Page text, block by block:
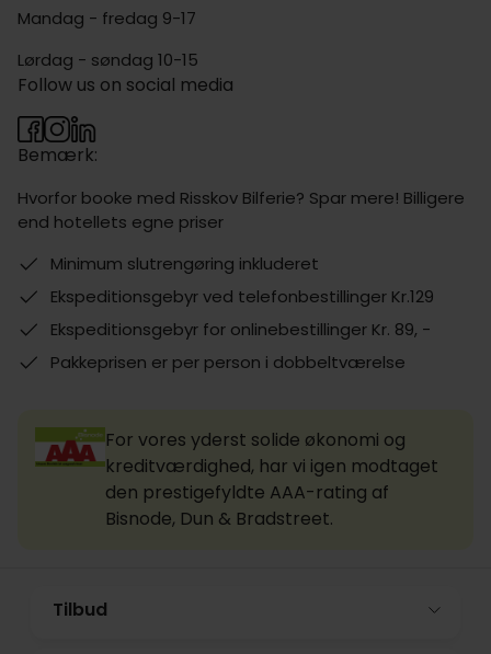
Mandag - fredag 9-17
Lørdag - søndag 10-15
Bemærk:
Hvorfor booke med Risskov Bilferie? Spar mere! Billigere
end hotellets egne priser
Minimum slutrengøring inkluderet
Ekspeditionsgebyr ved telefonbestillinger Kr.129
Ekspeditionsgebyr for onlinebestillinger Kr. 89, -
Pakkeprisen er per person i dobbeltværelse
Follow us on social media
For vores yderst solide økonomi og
kreditværdighed, har vi igen modtaget
den prestigefyldte AAA-rating af
Bisnode, Dun & Bradstreet.
Tilbud